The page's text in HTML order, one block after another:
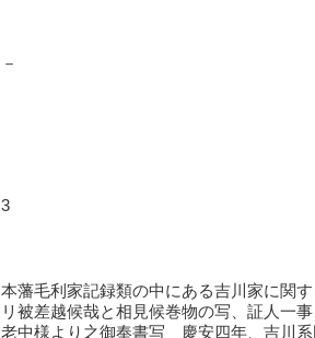
－
3
本藩毛利家記録類の中にある吉川家に関
リ被差越候哉と相見候巻物の写、証人一
老中様より之御奉書写 慶安四年、吉川